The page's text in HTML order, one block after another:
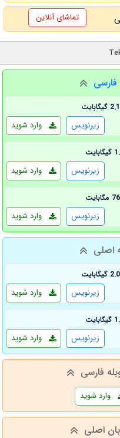
تماشای آنلاین
فارسی
2.1 گیگابایت
وارد شوید زیرنویس
وارد شوید زیرنویس
وارد شوید زیرنویس
اصلی
2.0 گیگابایت
وارد شوید زیرنویس
وارد شوید زیرنویس
فارسی
وارد شوید
اصلی